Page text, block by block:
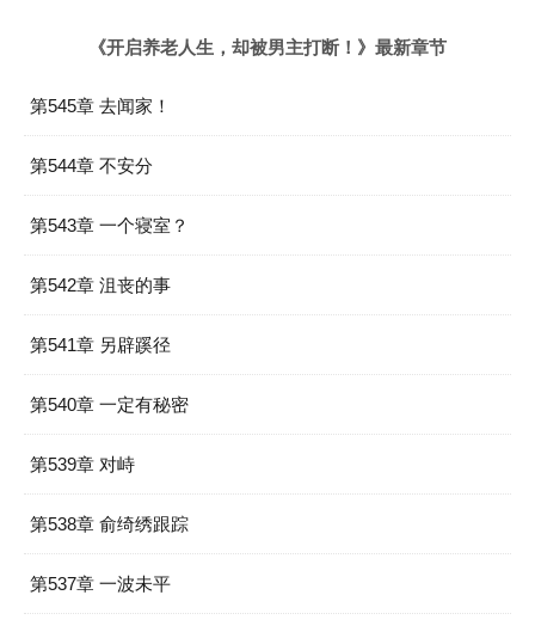
《开启养老人生，却被男主打断！》最新章节
第545章 去闻家！
第544章 不安分
第543章 一个寝室？
第542章 沮丧的事
第541章 另辟蹊径
第540章 一定有秘密
第539章 对峙
第538章 俞绮绣跟踪
第537章 一波未平